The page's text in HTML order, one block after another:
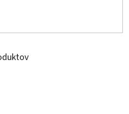
je 5 z 5 hviezdičiek.